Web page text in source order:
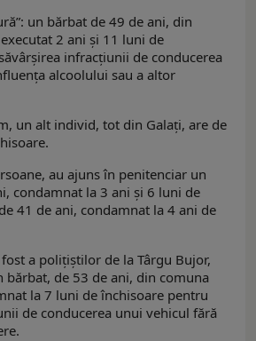
un bărbat de 49 de ani, din
2 ani și 11 luni de
infracțiunii de conducerea
alcoolului sau a altor
un alt individ, tot din Galaţi, are de
au ajuns în penitenciar un
condamnat la 3 ani și 6 luni de
41 de ani, condamnat la 4 ani de
fost a polițiștilor de la Târgu Bujor,
bărbat, de 53 de ani, din comuna
la 7 luni de închisoare pentru
de conducerea unui vehicul fără